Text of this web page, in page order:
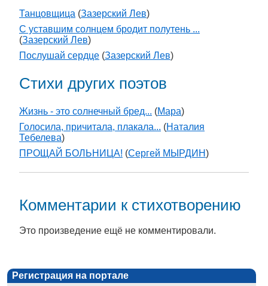
Танцовщица (Зазерский Лев)
С уставшим солнцем бродит полутень ...
(Зазерский Лев)
Послушай сердце (Зазерский Лев)
Стихи других поэтов
Жизнь - это солнечный бред... (Мара)
Голосила, причитала, плакала... (Наталия
Тебелева)
ПРОЩАЙ БОЛЬНИЦА! (Сергей МЫРДИН)
Комментарии к стихотворению
Это произведение ещё не комментировали.
Регистрация на портале